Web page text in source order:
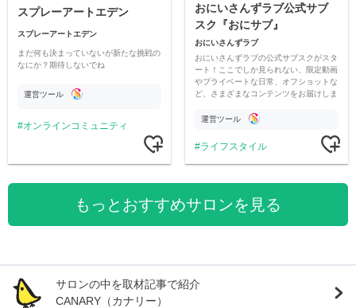
スプレーアートエデン
スプレーアートエデン
まだ何も決まっていないが新たな挑戦の
なにか？期待しないでね
運営ツール
オンラインコミュニティ
おにいさんずラブ公式サブ
スク『おにサブ』
おにいさんずラブ
おにいさんずラブの公式サブスクがスタ
ート！ここでしか見られない、限定動画
やプライベートな日常、オフショットな
ど、さまざまなコンテンツをお届けしま
運営ツール
ライフスタイル
もっとおすすめサロンを見る
サロンの中を取材記事で紹介
CANARY（カナリー）